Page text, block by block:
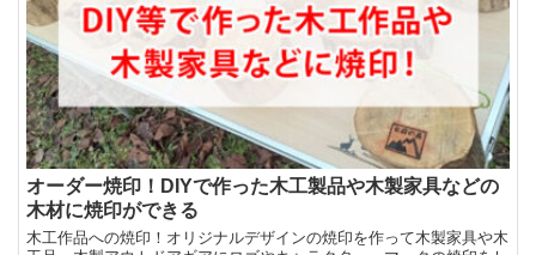
オーダー焼印！DIYで作った木工製品や木製家具などの
木材に焼印ができる
木工作品への焼印！オリジナルデザインの焼印を作って木製家具や木